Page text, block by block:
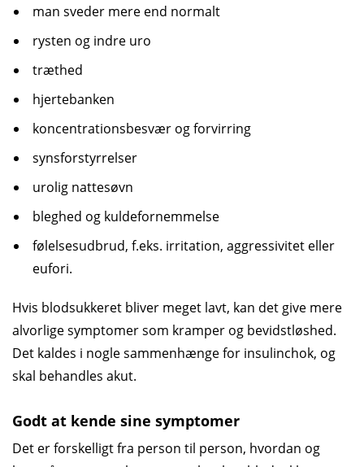
man sveder mere end normalt
rysten og indre uro
træthed
hjertebanken
koncentrationsbesvær og forvirring
synsforstyrrelser
urolig nattesøvn
bleghed og kuldefornemmelse
følelsesudbrud, f.eks. irritation, aggressivitet eller
eufori.
Hvis blodsukkeret bliver meget lavt, kan det give mere
alvorlige symptomer som kramper og bevidstløshed.
Det kaldes i nogle sammenhænge for insulinchok, og
skal behandles akut.
Godt at kende sine symptomer
Det er forskelligt fra person til person, hvordan og